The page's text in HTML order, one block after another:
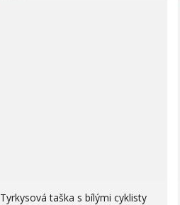
Tyrkysová taška s bílými cyklisty